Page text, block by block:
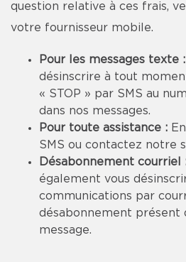
question relative à ces frais,
votre fournisseur mobile.
Pour les messages texte :
désinscrire à tout
« STOP » par SMS au
dans nos messages.
Pour toute assistance :
SMS ou contactez notre
Désabonnement courriel
également vous
communications par
désabonnement présent
message.